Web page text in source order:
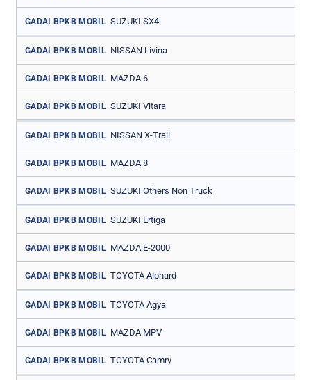
GADAI BPKB MOBIL SUZUKI SX4
GADAI BPKB MOBIL NISSAN Livina
GADAI BPKB MOBIL MAZDA 6
GADAI BPKB MOBIL SUZUKI Vitara
GADAI BPKB MOBIL NISSAN X-Trail
GADAI BPKB MOBIL MAZDA 8
GADAI BPKB MOBIL SUZUKI Others Non Truck
GADAI BPKB MOBIL SUZUKI Ertiga
GADAI BPKB MOBIL MAZDA E-2000
GADAI BPKB MOBIL TOYOTA Alphard
GADAI BPKB MOBIL TOYOTA Agya
GADAI BPKB MOBIL MAZDA MPV
GADAI BPKB MOBIL TOYOTA Camry